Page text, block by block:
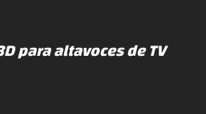
para altavoces de TV